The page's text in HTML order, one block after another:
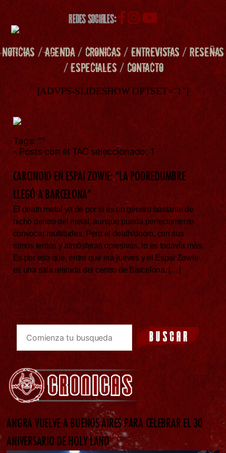
REDES SOCIALES:
NOTICIAS /AGENDA/ CRONICAS/ENTREVISTAS/RESEÑAS
/ESPECIALES/ CONTACTO
[ADVPS-SLIDESHOW OPTSET="1"]
Tags: ""
- Posts con el TAG seleccionado: 1
CARCINOID EN ESPAI ZOWIE: “LA PODREDUMBRE
LLEGÓ A BARCELONA”
El death metal ya de por si es un género bastante de
nicho dentro del metal, aunque pueda perfectamente
convocar multitudes. Pero el death/doom, con sus
ritmos lentos y atmósferas opresivas, lo es todavía más.
Es por eso que, entre que era jueves y el Espai Zowie
es una sala retirada del centro de Barcelona, […]
ANGRA VUELVE A BUENOS AIRES PARA CELEBRAR EL 30
ANIVERSARIO DE HOLY LAND